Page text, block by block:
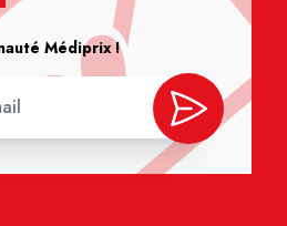
Médiprix !